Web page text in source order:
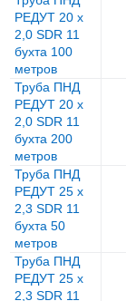
РЕДУТ 20 х
2,0 SDR 11
бухта 100
метров
Труба ПНД
РЕДУТ 20 х
2,0 SDR 11
бухта 200
метров
Труба ПНД
РЕДУТ 25 х
2,3 SDR 11
бухта 50
метров
Труба ПНД
РЕДУТ 25 х
2,3 SDR 11